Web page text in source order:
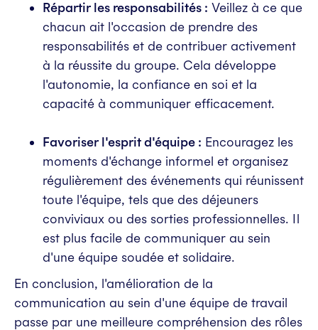
Répartir les responsabilités : Veillez à ce que
chacun ait l'occasion de prendre des
responsabilités et de contribuer activement
à la réussite du groupe. Cela développe
l'autonomie, la confiance en soi et la
capacité à communiquer efficacement.
Favoriser l'esprit d'équipe : Encouragez les
moments d'échange informel et organisez
régulièrement des événements qui réunissent
toute l'équipe, tels que des déjeuners
conviviaux ou des sorties professionnelles. Il
est plus facile de communiquer au sein
d'une équipe soudée et solidaire.
En conclusion, l'amélioration de la
communication au sein d'une équipe de travail
passe par une meilleure compréhension des rôles